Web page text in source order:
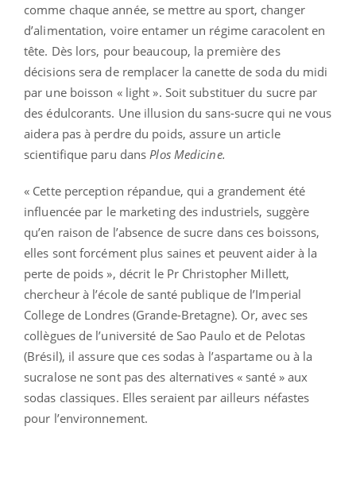
comme chaque année, se mettre au sport, changer
d’alimentation, voire entamer un régime caracolent en
tête. Dès lors, pour beaucoup, la première des
décisions sera de remplacer la canette de soda du midi
par une boisson « light ». Soit substituer du sucre par
des édulcorants. Une illusion du sans-sucre qui ne vous
aidera pas à perdre du poids, assure un article
scientifique paru dans Plos Medicine.
« Cette perception répandue, qui a grandement été
influencée par le marketing des industriels, suggère
qu’en raison de l’absence de sucre dans ces boissons,
elles sont forcément plus saines et peuvent aider à la
perte de poids », décrit le Pr Christopher Millett,
chercheur à l’école de santé publique de l’Imperial
College de Londres (Grande-Bretagne). Or, avec ses
collègues de l’université de Sao Paulo et de Pelotas
(Brésil), il assure que ces sodas à l’aspartame ou à la
sucralose ne sont pas des alternatives « santé » aux
sodas classiques. Elles seraient par ailleurs néfastes
pour l’environnement.